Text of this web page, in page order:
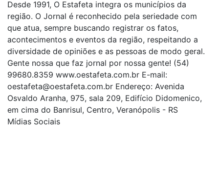
Desde 1991, O Estafeta integra os municípios da
região. O Jornal é reconhecido pela seriedade com
que atua, sempre buscando registrar os fatos,
acontecimentos e eventos da região, respeitando a
diversidade de opiniões e as pessoas de modo geral.
Gente nossa que faz jornal por nossa gente! (54)
99680.8359 www.oestafeta.com.br E-mail:
oestafeta@oestafeta.com.br Endereço: Avenida
Osvaldo Aranha, 975, sala 209, Edifício Didomenico,
em cima do Banrisul, Centro, Veranópolis - RS
Mídias Sociais